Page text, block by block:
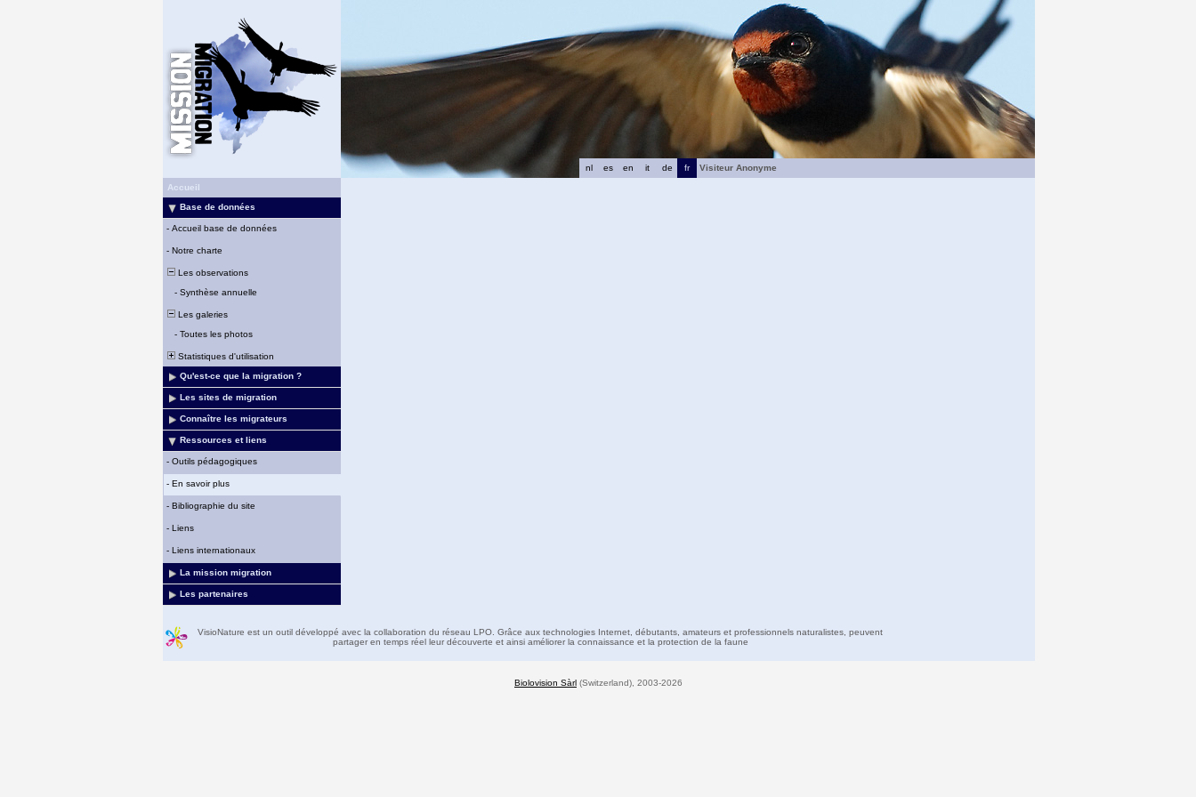
fr
de
it
en
es
nl
Visiteur Anonyme
Accueil
Base de données
- Accueil base de données
- Notre charte
Les observations
- Synthèse annuelle
Les galeries
- Toutes les photos
Statistiques d'utilisation
Qu'est-ce que la migration ?
Les sites de migration
Connaître les migrateurs
Ressources et liens
- Outils pédagogiques
- En savoir plus
- Bibliographie du site
- Liens
- Liens internationaux
La mission migration
Les partenaires
VisioNature est un outil développé avec la collaboration du réseau LPO. Grâce aux technologies Internet, débutants, amateurs et professionnels naturalistes, peuvent
partager en temps réel leur découverte et ainsi améliorer la connaissance et la protection de la faune
Biolovision Sàrl (Switzerland), 2003-2026